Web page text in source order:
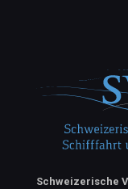
Schweizerische